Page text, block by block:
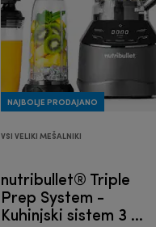
NAJBOLJE PRODAJANO
VSI VELIKI MEŠALNIKI
nutribullet® Triple
Prep System -
Kuhinjski sistem 3 v